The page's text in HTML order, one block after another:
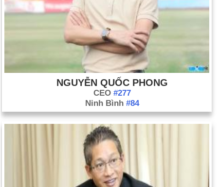
NGUYỄN QUỐC PHONG
CEO #277
Ninh Bình #84